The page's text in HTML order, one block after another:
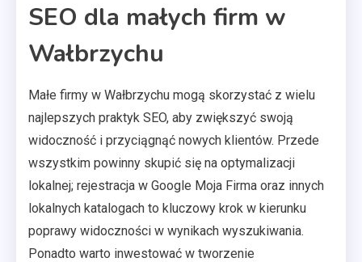
SEO dla małych firm w
Wałbrzychu
Małe firmy w Wałbrzychu mogą skorzystać z wielu
najlepszych praktyk SEO, aby zwiększyć swoją
widoczność i przyciągnąć nowych klientów. Przede
wszystkim powinny skupić się na optymalizacji
lokalnej; rejestracja w Google Moja Firma oraz innych
lokalnych katalogach to kluczowy krok w kierunku
poprawy widoczności w wynikach wyszukiwania.
Ponadto warto inwestować w tworzenie